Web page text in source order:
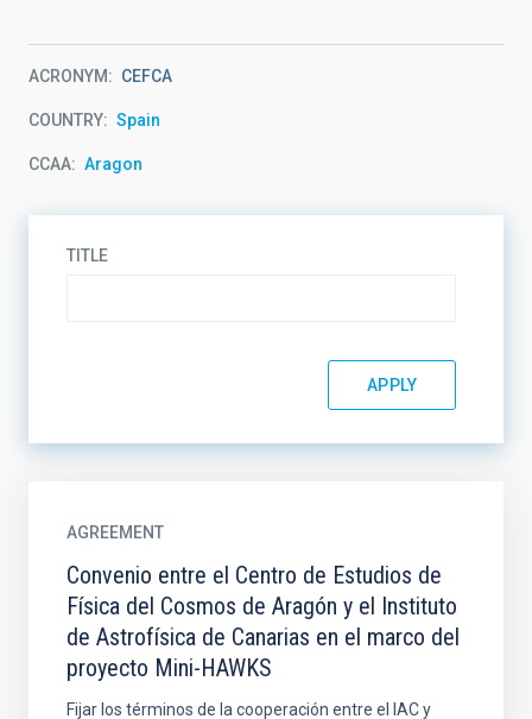
ACRONYM CEFCA
COUNTRY Spain
CCAA Aragon
TITLE
AGREEMENT
Convenio entre el Centro de Estudios de
Física del Cosmos de Aragón y el Instituto
de Astrofísica de Canarias en el marco del
proyecto Mini-HAWKS
Fijar los términos de la cooperación entre el IAC y